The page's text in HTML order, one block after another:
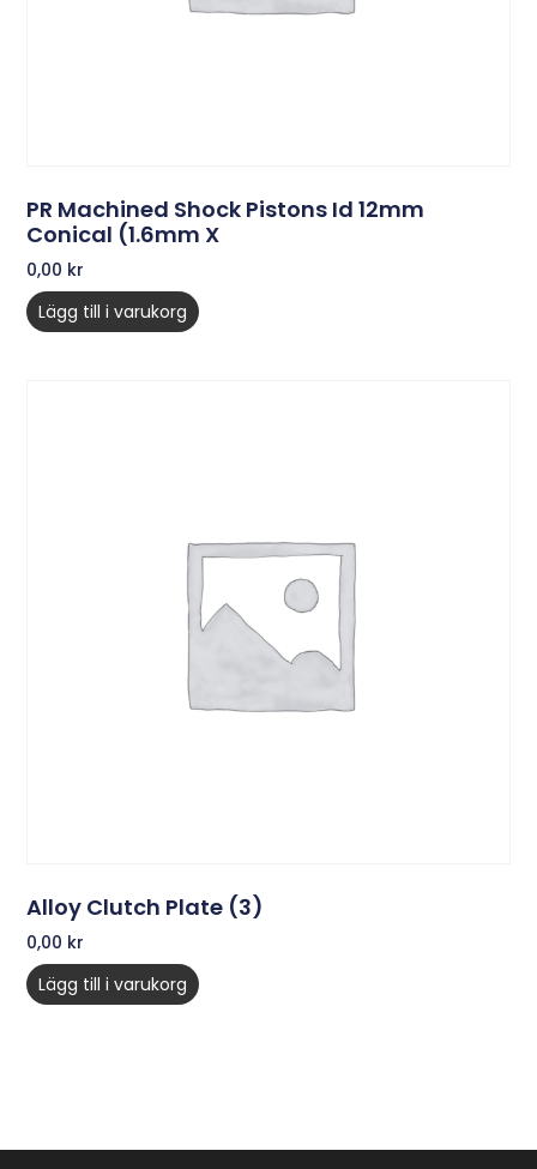
PR Machined Shock Pistons Id 12mm
Conical (1.6mm X
0,00 kr
Lägg till i varukorg
Alloy Clutch Plate (3)
0,00 kr
Lägg till i varukorg